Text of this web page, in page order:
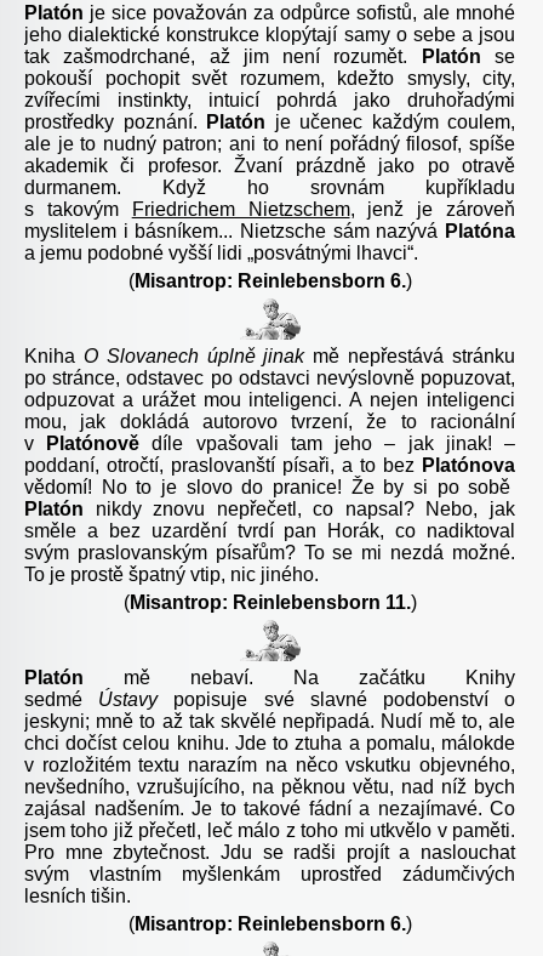
Platón je sice považován za odpůrce sofistů, ale mnohé
jeho dialektické konstrukce klopýtají samy o sebe a jsou
tak zašmodrchané, až jim není rozumět.
Platón se
pokouší pochopit svět rozumem, kdežto smysly, city,
zvířecími instinkty, intuicí pohrdá jako druhořadými
prostředky poznání.
Platón je učenec každým coulem,
ale je to nudný patron; ani to není pořádný filosof, spíše
akademik či profesor. Žvaní prázdně jako po otravě
durmanem. Když ho srovnám kupříkladu
s takovým
Friedrichem Nietzschem, jenž je zároveň
myslitelem i básníkem... Nietzsche sám nazývá Platóna
a jemu podobné vyšší lidi „posvátnými lhavci“.
(Misantrop: Reinlebensborn 6.)
Kniha O Slovanech úplně jinak mě nepřestává stránku
po stránce, odstavec po odstavci nevýslovně popuzovat,
odpuzovat a urážet mou inteligenci. A nejen inteligenci
mou, jak dokládá autorovo tvrzení, že to racionální
v
Platónově díle vpašovali tam jeho – jak jinak! –
poddaní, otročtí, praslovanští písaři, a to bez Platónova
vědomí! No to je slovo do pranice! Že by si po sobě
Platón nikdy znovu nepřečetl, co napsal? Nebo, jak
směle a bez uzardění tvrdí pan Horák, co nadiktoval
svým praslovanským písařům? To se mi nezdá možné.
To je prostě špatný vtip, nic jiného.
(Misantrop: Reinlebensborn 11.)
Platón mě nebaví. Na začátku Knihy
sedmé Ústavypopisuje své slavné podobenství o
jeskyni; mně to až tak skvělé nepřipadá. Nudí mě to, ale
chci dočíst celou knihu. Jde to ztuha a pomalu, málokde
v rozložitém textu narazím na něco vskutku objevného,
nevšedního, vzrušujícího, na pěknou větu, nad níž bych
zajásal nadšením. Je to takové fádní a nezajímavé. Co
jsem toho již přečetl, leč málo z toho mi utkvělo v paměti.
Pro mne zbytečnost. Jdu se radši projít a naslouchat
svým vlastním myšlenkám uprostřed zádumčivých
lesních tišin.
(Misantrop: Reinlebensborn 6.)